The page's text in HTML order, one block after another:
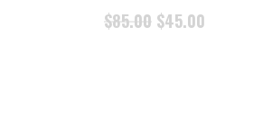
AJOUTER AU PANIER
$85.00 $45.00